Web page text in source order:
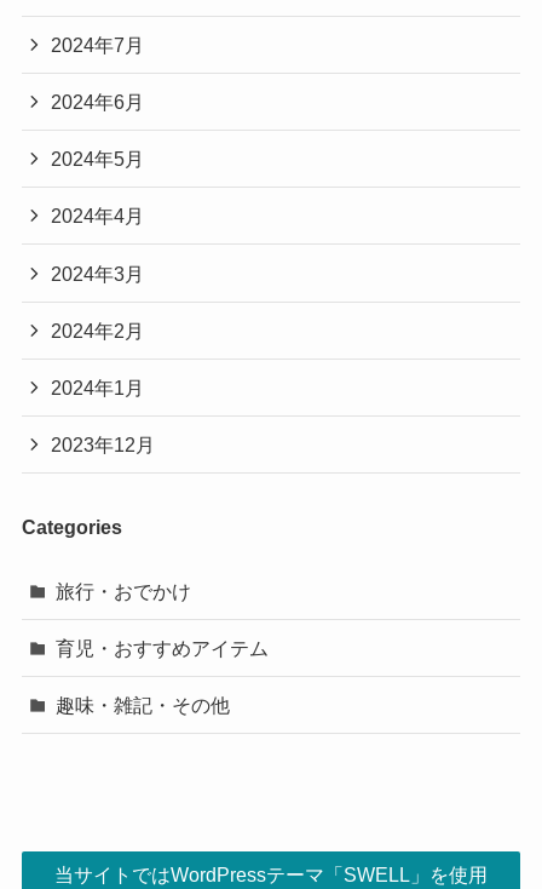
2024年7月
2024年6月
2024年5月
2024年4月
2024年3月
2024年2月
2024年1月
2023年12月
Categories
旅行・おでかけ
育児・おすすめアイテム
趣味・雑記・その他
当サイトではWordPressテーマ「SWELL」を使用